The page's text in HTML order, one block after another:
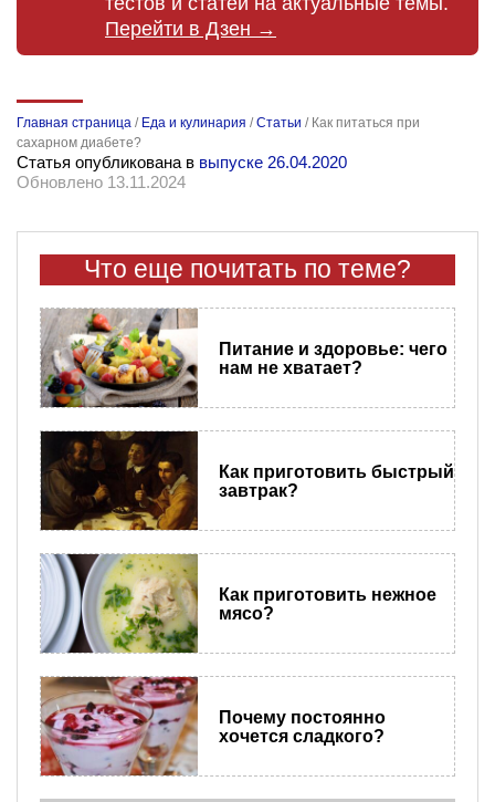
Перейти в Дзен →
Главная страница / Еда и кулинария /Статьи / Как питаться при
сахарном диабете?
Статья опубликована в выпуске 26.04.2020
Обновлено 13.11.2024
Что еще почитать по теме?
Питание и здоровье: чего
нам не хватает?
Как приготовить быстрый
завтрак?
Как приготовить нежное
мясо?
Почему постоянно
хочется сладкого?